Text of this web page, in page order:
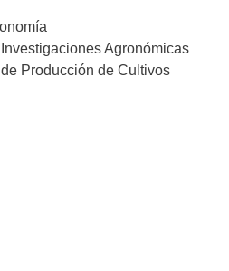
Agronómicas
Producción de Cultivos